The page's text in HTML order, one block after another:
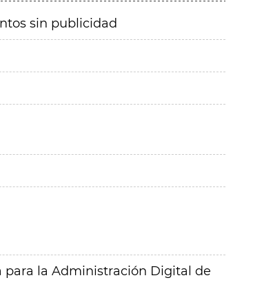
sin publicidad
para la Administración Digital de